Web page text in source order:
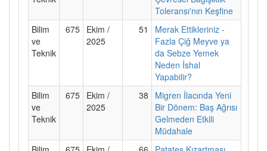
Toleransı'nın Keşfine
Bilim
ve
Teknik
675 Ekim /
2025
51
Merak Ettikleriniz -
Fazla Çiğ Meyve ya
da Sebze Yemek
Neden İshal
Yapabilir?
Bilim
ve
Teknik
675 Ekim /
2025
38
Migren İlacında Yeni
Bir Dönem: Baş Ağrısı
Gelmeden Etkili
Müdahale